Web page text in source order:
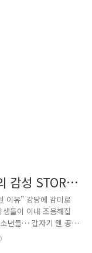
감성 STORY
이유” 강당에 감미로
들이 이내 조용해집
년들… 갑자기 웬 공
마음’으로 다가가는
연주였습니다 :) SPO